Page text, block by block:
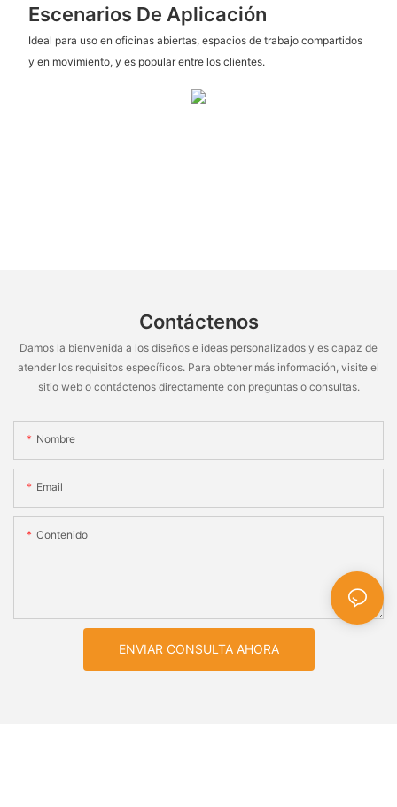
Escenarios De Aplicación
Ideal para uso en oficinas abiertas, espacios de trabajo compartidos
y en movimiento, y es popular entre los clientes.
Contáctenos
Damos la bienvenida a los diseños e ideas personalizados y es capaz de
atender los requisitos específicos. Para obtener más información, visite el
sitio web o contáctenos directamente con preguntas o consultas.
Nombre
Email
Contenido
ENVIAR CONSULTA AHORA